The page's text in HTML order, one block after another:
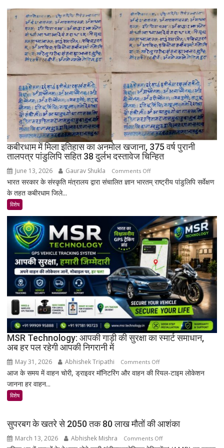
गाँव!
200
साल
बाद
भी
क्यों
बसा
राजस्थान
का
सबसे
रहस्यमयी
गांव?
कबीरधाम में मिला इतिहास का अनमोल खजाना, 375 वर्ष पुरानी
तालपत्र पांडुलिपि सहित 38 दुर्लभ दस्तावेज चिन्हित
June 13, 2026 Gaurav Shukla Comments Offon
कबीरधाम
का
अनमोल
खजाना,
375
वर्ष
पुरानी
तालपत्र
पांडुलिपि
सहित
38
दुर्लभ
भारत सरकार के संस्कृति मंत्रालय द्वारा संचालित ज्ञान भारतम् राष्ट्रीय पांडुलिपि सर्वेक्षण
के तहत कबीरधाम जिले...
विशेष
MSR Technology: आपकी गाड़ी की सुरक्षा का स्मार्ट समाधान,
अब हर पल रहेगी आपकी निगरानी में
May 31, 2026 Abhishek Tripathi Comments Offon
MSR
सुरक्षा
का
आज के समय में वाहन चोरी, ड्राइवर मॉनिटरिंग और वाहन की रियल-टाइम लोकेशन
जानना हर वाहन...
विशेष
सुपरबग के खतरे से 2050 तक 80 लाख मौतों की आशंका
March 13, 2026 Abhishek Mishra Comments Offon